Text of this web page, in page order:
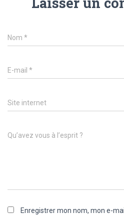
Nom *
E-mail *
Site internet
Qu’avez vous à l’esprit ?
Enregistrer mon nom, mon e-